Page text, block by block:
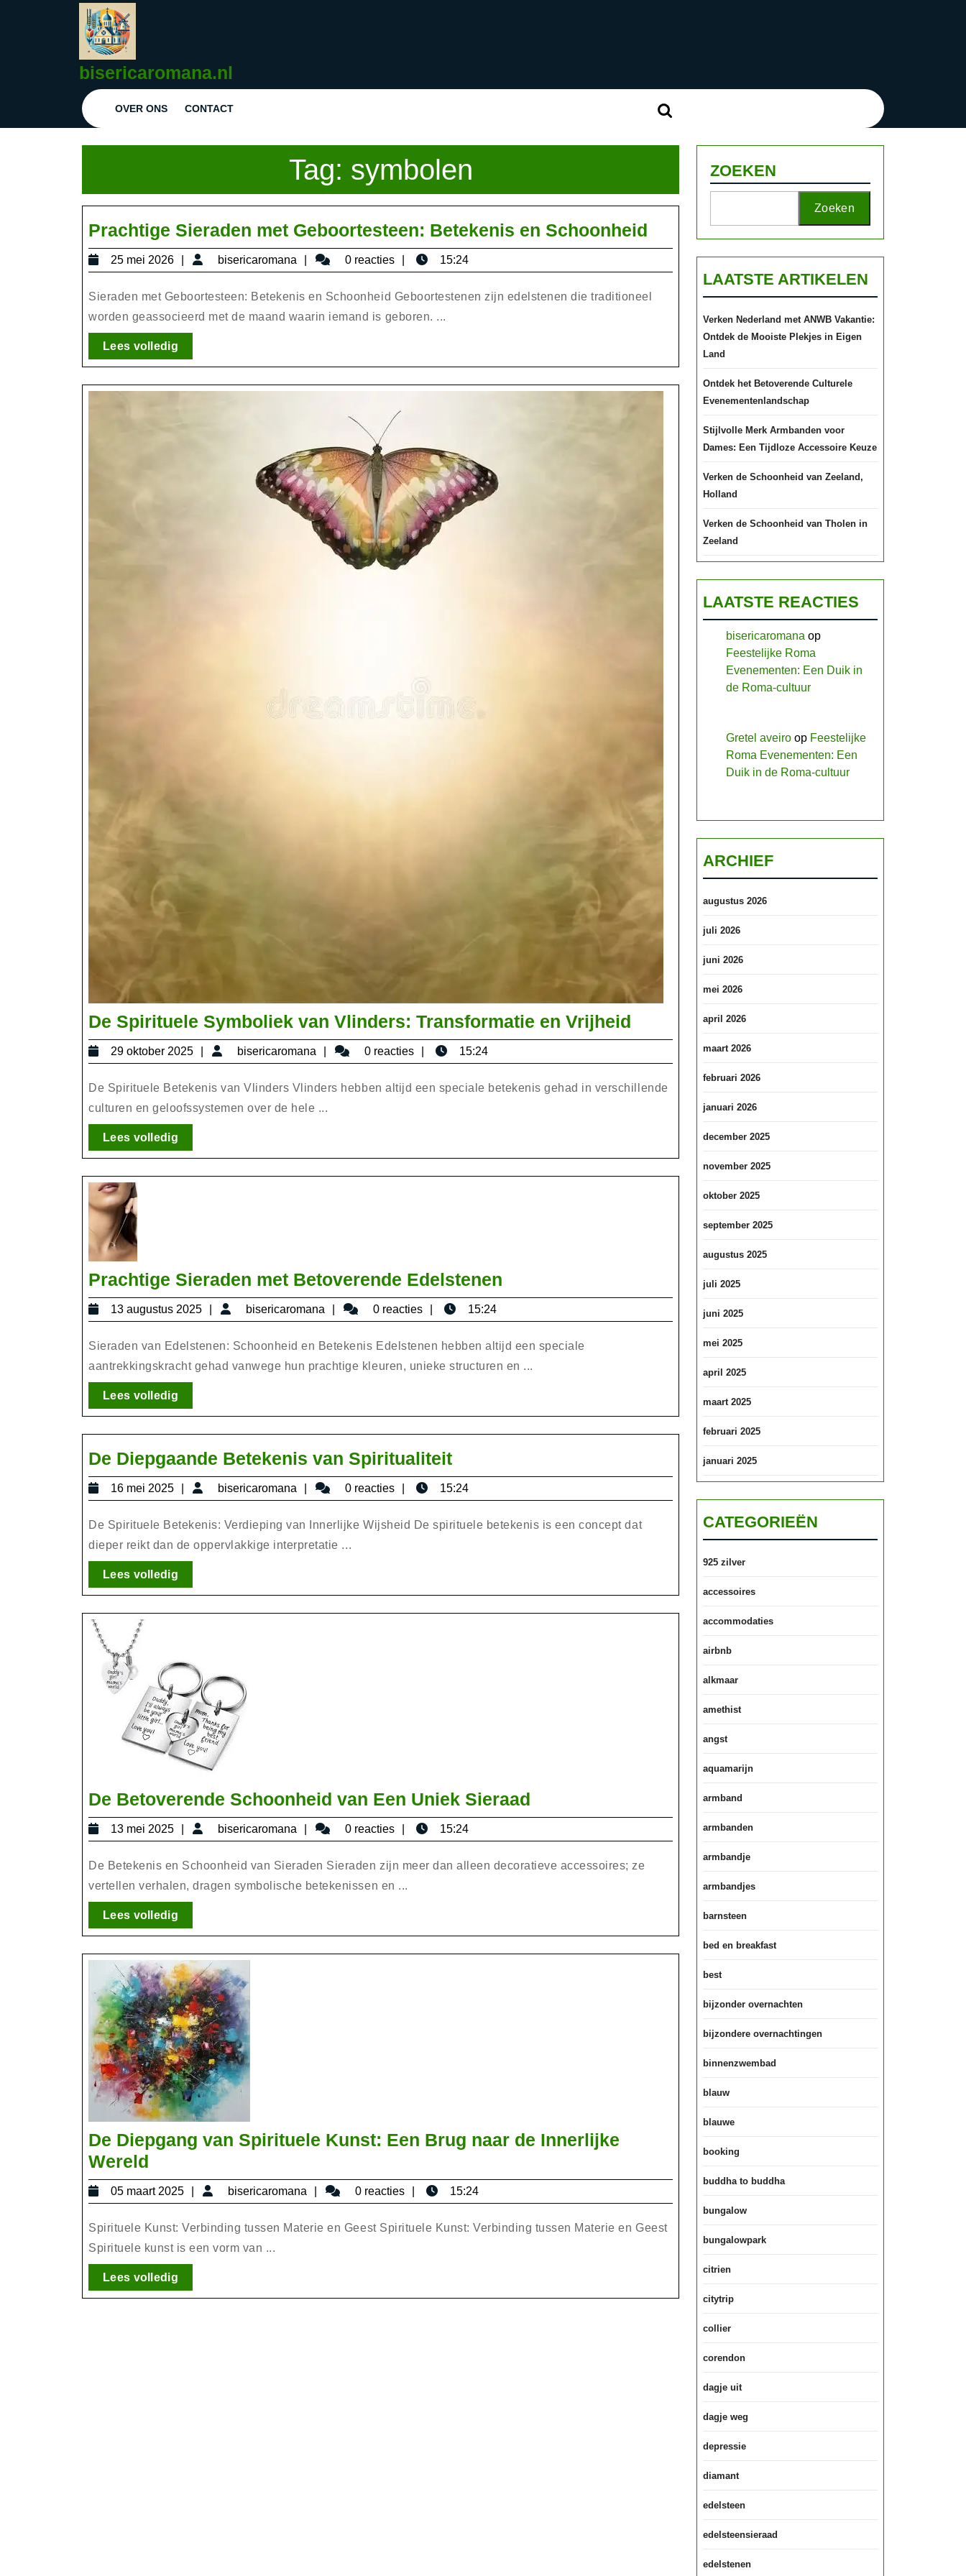
bisericaromana.nl
OVER ONS CONTACT
Zoek
Tag: symbolen
Prachtige Sieraden met Geboortesteen: Betekenis en Schoonheid Prachtige
Sieraden
met
Geboortesteen:
Betekenis
Schoonheid
25 mei 2026
25
mei
2026
bisericaromana bisericaromana
0 reacties 15:24
Sieraden met Geboortesteen: Betekenis en Schoonheid Geboortestenen zijn edelstenen die traditioneel
worden geassocieerd met de maand waarin iemand is geboren. ...
Lees volledigLees
volledig
De Spirituele Symboliek van Vlinders: Transformatie en Vrijheid
Spirituele
Symboliek
van
Vlinders:
Transformatie
Vrijheid
29 oktober 2025
29
oktober
2025
bisericaromana bisericaromana
0 reacties 15:24
De Spirituele Betekenis van Vlinders Vlinders hebben altijd een speciale betekenis gehad in verschillende
culturen en geloofssystemen over de hele ...
Lees volledigLees
volledig
Prachtige Sieraden met Betoverende Edelstenen
Sieraden
met
Betoverende
Edelstenen
13 augustus 2025
13
augustus
2025
bisericaromana bisericaromana
0 reacties 15:24
Sieraden van Edelstenen: Schoonheid en Betekenis Edelstenen hebben altijd een speciale
aantrekkingskracht gehad vanwege hun prachtige kleuren, unieke structuren en ...
Lees volledigLees
volledig
De Diepgaande Betekenis van SpiritualiteitDe
Diepgaande
Betekenis
van
16 mei 2025
16
mei
2025
bisericaromana bisericaromana
0 reacties 15:24
De Spirituele Betekenis: Verdieping van Innerlijke Wijsheid De spirituele betekenis is een concept dat
dieper reikt dan de oppervlakkige interpretatie ...
Lees volledigLees
volledig
De Betoverende Schoonheid van Een Uniek Sieraad
Betoverende
Schoonheid
van
13 mei 2025
13
mei
2025
bisericaromana bisericaromana
0 reacties 15:24
De Betekenis en Schoonheid van Sieraden Sieraden zijn meer dan alleen decoratieve accessoires; ze
vertellen verhalen, dragen symbolische betekenissen en ...
Lees volledigLees
volledig
De Diepgang van Spirituele Kunst: Een Brug naar de Innerlijke
Wereld
Diepgang
van
Spirituele
Kunst:
Een
Brug
05 maart 2025
05
maart
2025
bisericaromana bisericaromana
0 reacties 15:24
Spirituele Kunst: Verbinding tussen Materie en Geest Spirituele Kunst: Verbinding tussen Materie en Geest
Spirituele kunst is een vorm van ...
Lees volledigLees
volledig
ZOEKEN
Zoeken
LAATSTE ARTIKELEN
Verken Nederland met ANWB Vakantie:
Ontdek de Mooiste Plekjes in Eigen
Land
Ontdek het Betoverende Culturele
Evenementenlandschap
Stijlvolle Merk Armbanden voor
Dames: Een Tijdloze Accessoire Keuze
Verken de Schoonheid van Zeeland,
Holland
Verken de Schoonheid van Tholen in
Zeeland
LAATSTE REACTIES
bisericaromana op
Feestelijke Roma
Evenementen: Een Duik in
de Roma-cultuur
Gretel aveiro op Feestelijke
Roma Evenementen: Een
Duik in de Roma-cultuur
ARCHIEF
augustus 2026
juli 2026
juni 2026
mei 2026
april 2026
maart 2026
februari 2026
januari 2026
december 2025
november 2025
oktober 2025
september 2025
augustus 2025
juli 2025
juni 2025
mei 2025
april 2025
maart 2025
februari 2025
januari 2025
CATEGORIEËN
925 zilver
accessoires
accommodaties
airbnb
alkmaar
amethist
angst
aquamarijn
armband
armbanden
armbandje
armbandjes
barnsteen
bed en breakfast
best
bijzonder overnachten
bijzondere overnachtingen
binnenzwembad
blauw
blauwe
booking
buddha to buddha
bungalow
bungalowpark
citrien
citytrip
collier
corendon
dagje uit
dagje weg
depressie
diamant
edelsteen
edelsteensieraad
edelstenen